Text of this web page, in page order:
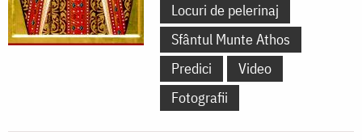
Locuri de pelerinaj
Sfântul Munte Athos
Predici
Video
Fotografii